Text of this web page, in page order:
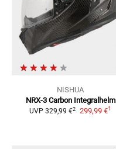
NISHUA
NRX-3 Carbon Integralhelm
UVP 329,99 €2 299,99 €1